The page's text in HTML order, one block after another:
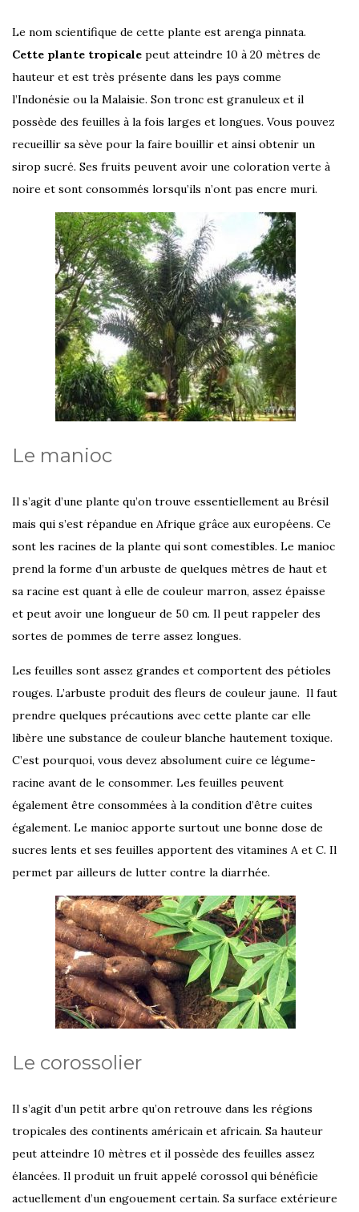
Le nom scientifique de cette plante est arenga pinnata.
Cette plante tropicale peut atteindre 10 à 20 mètres de
hauteur et est très présente dans les pays comme
l’Indonésie ou la Malaisie. Son tronc est granuleux et il
possède des feuilles à la fois larges et longues. Vous pouvez
recueillir sa sève pour la faire bouillir et ainsi obtenir un
sirop sucré. Ses fruits peuvent avoir une coloration verte à
noire et sont consommés lorsqu’ils n’ont pas encre muri.
Le manioc
Il s’agit d’une plante qu’on trouve essentiellement au Brésil
mais qui s’est répandue en Afrique grâce aux européens. Ce
sont les racines de la plante qui sont comestibles. Le manioc
prend la forme d’un arbuste de quelques mètres de haut et
sa racine est quant à elle de couleur marron, assez épaisse
et peut avoir une longueur de 50 cm. Il peut rappeler des
sortes de pommes de terre assez longues.
Les feuilles sont assez grandes et comportent des pétioles
rouges. L’arbuste produit des fleurs de couleur jaune. Il faut
prendre quelques précautions avec cette plante car elle
libère une substance de couleur blanche hautement toxique.
C’est pourquoi, vous devez absolument cuire ce légume-
racine avant de le consommer. Les feuilles peuvent
également être consommées à la condition d’être cuites
également. Le manioc apporte surtout une bonne dose de
sucres lents et ses feuilles apportent des vitamines A et C. Il
permet par ailleurs de lutter contre la diarrhée.
Le corossolier
Il s’agit d’un petit arbre qu’on retrouve dans les régions
tropicales des continents américain et africain. Sa hauteur
peut atteindre 10 mètres et il possède des feuilles assez
élancées. Il produit un fruit appelé corossol qui bénéficie
actuellement d’un engouement certain. Sa surface extérieure